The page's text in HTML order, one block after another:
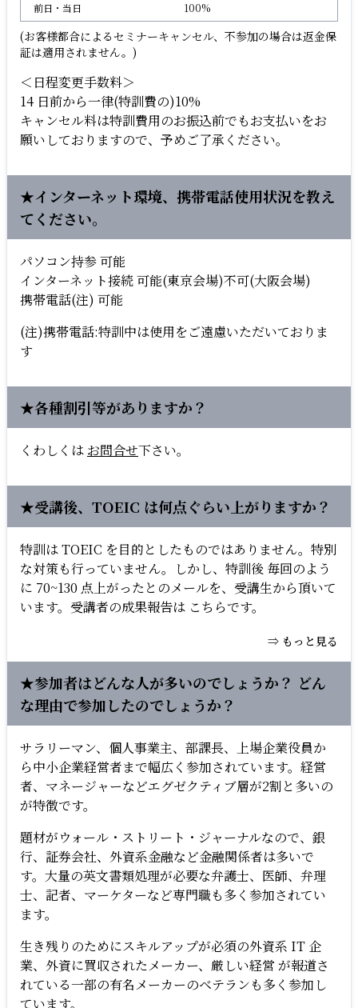
前日・当日
100%
(お客様都合によるセミナーキャンセル、不参加の場合は返金保
証は適用されません。)
＜日程変更手数料＞
14 日前から一律(特訓費の)10%
キャンセル料は特訓費用のお振込前でもお支払いをお
願いしておりますので、予めご了承ください。
★インターネット環境、携帯電話使用状況を教え
てください。
パソコン持参 可能
インターネット接続 可能(東京会場)不可(大阪会場)
携帯電話(注) 可能
(注)携帯電話:特訓中は使用をご遠慮いただいておりま
す
★各種割引等がありますか？
くわしくは お問合せ下さい。
★受講後、TOEIC は何点ぐらい上がりますか？
特訓は TOEIC を目的としたものではありません。特別
な対策も行っていません。しかし、特訓後 毎回のよう
に 70~130 点上がったとのメールを、受講生から頂いて
います。受講者の成果報告は こちらです。
⇒ もっと見る
★参加者はどんな人が多いのでしょうか？ どん
な理由で参加したのでしょうか？
サラリーマン、個人事業主、部課長、上場企業役員か
ら中小企業経営者まで幅広く参加されています。経営
者、マネージャーなどエグゼクティブ層が2割と多いの
が特徴です。
題材がウォール・ストリート・ジャーナルなので、銀
行、証券会社、外資系金融など金融関係者は多いで
す。大量の英文書類処理が必要な弁護士、医師、弁理
士、記者、マーケターなど専門職も多く参加されてい
ます。
生き残りのためにスキルアップが必須の外資系 IT 企
業、外資に買収されたメーカー、厳しい経営 が報道さ
れている一部の有名メーカーのベテランも多く参加し
ています。